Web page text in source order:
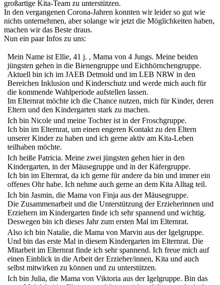
großartige Kita-Team zu unterstützen.
In den vergangenen Corona-Jahren konnten wir leider so gut wie
nichts unternehmen, aber solange wir jetzt die Möglichkeiten haben,
machen wir das Beste draus.
Nun ein paar Infos zu uns:
Mein Name ist Ellie, 41 j. , Mama von 4 Jungs. Meine beiden
jüngsten gehen in die Bienengruppe und Eichhörnchengruppe.
Aktuell bin ich im JAEB Detmold und im LEB NRW in den
Bereichen Inklusion und Kinderschutz und werde mich auch für
die kommende Wahlperiode aufstellen lassen.
Im Elternrat möchte ich die Chance nutzen, mich für Kinder, deren
Eltern und den Kindergarten stark zu machen.
Ich bin Nicole und meine Tochter ist in der Froschgruppe.
Ich bin im Elternrat, um einen engeren Kontakt zu den Eltern
unserer Kinder zu haben und ich gerne aktiv am Kita-Leben
teilhaben möchte.
Ich heiße Patricia. Meine zwei jüngsten gehen hier in den
Kindergarten, in der Mäusegruppe und in der Käfergruppe.
Ich bin im Elternrat, da ich gerne für andere da bin und immer ein
offenes Ohr habe. Ich nehme auch gerne an dem Kita Alltag teil.
Ich bin Jasmin, die Mama von Finja aus der Mäusegruppe.
Die Zusammenarbeit und die Unterstützung der Erzieherinnen und
Erziehern im Kindergarten finde ich sehr spannend und wichtig.
Deswegen bin ich dieses Jahr zum ersten Mal im Elternrat.
Also ich bin Natalie, die Mama von Marvin aus der Igelgruppe.
Und bin das erste Mal in diesem Kindergarten im Elternrat. Die
Mitarbeit im Elternrat finde ich sehr spannend. Ich freue mich auf
einen Einblick in die Arbeit der Erzieher/innen, Kita und auch
selbst mitwirken zu können und zu unterstützen.
Ich bin Julia, die Mama von Viktoria aus der Igelgruppe. Bin das